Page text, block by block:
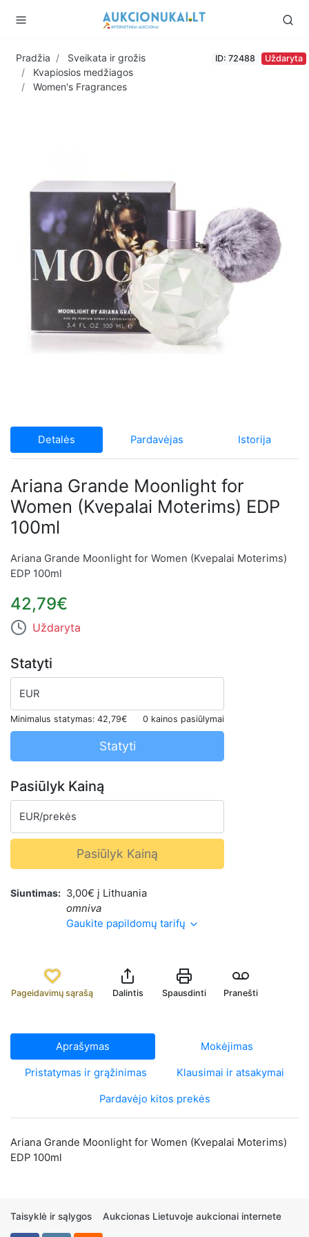
Pradžia
Sveikata ir grožis
Kvapiosios medžiagos
Women's Fragrances
ID: 72488 Uždaryta
Detalės Pardavėjas Istorija
Ariana Grande Moonlight for
Women (Kvepalai Moterims) EDP
100ml
Ariana Grande Moonlight for Women (Kvepalai Moterims)
EDP 100ml
42,79€
Uždaryta
Statyti
EUR
Minimalus statymas: 42,79€ 0 kainos pasiūlymai
Statyti
Pasiūlyk Kainą
EUR/prekės
Pasiūlyk Kainą
Siuntimas
3,00€ į Lithuania
omniva
Gaukite papildomų tarifų
Pageidavimų sąrašą Dalintis Spausdinti Pranešti
Aprašymas Mokėjimas
Pristatymas ir grąžinimas Klausimai ir atsakymai
Pardavėjo kitos prekės
Ariana Grande Moonlight for Women (Kvepalai Moterims)
EDP 100ml
Taisyklė ir sąlygos Aukcionas Lietuvoje aukcionai internete